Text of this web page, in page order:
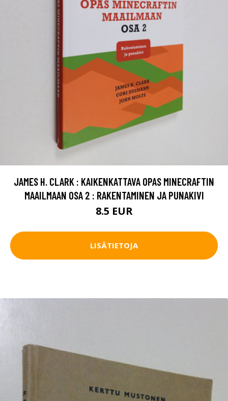
JAMES H. CLARK : KAIKENKATTAVA OPAS MINECRAFTIN
MAAILMAAN OSA 2 : RAKENTAMINEN JA PUNAKIVI
8.5 EUR
LISÄTIETOJA